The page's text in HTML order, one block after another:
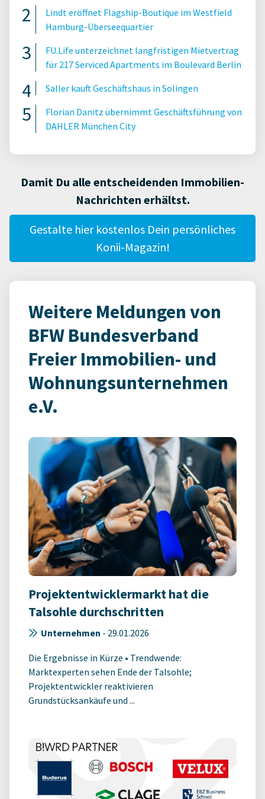
Lindt eröffnet Flagship-Boutique im Westfield
Hamburg-Überseequartier
FU.Life unterzeichnet langfristigen Mietvertrag
für 217 Serviced Apartments im Boulevard Berlin
Saller kauft Geschäftshaus in Solingen
Florian Danitz übernimmt Geschäftsführung von
DAHLER München City
Damit Du alle entscheidenden Immobilien-
Nachrichten erhältst.
Gestalte hier kostenlos Dein persönliches
Konii-Magazin!
Weitere Meldungen von
BFW Bundesverband
Freier Immobilien- und
Wohnungsunternehmen
e.V.
Projektentwicklermarkt hat die
Talsohle durchschritten
Unternehmen - 29.01.2026
Die Ergebnisse in Kürze • Trendwende:
Marktexperten sehen Ende der Talsohle;
Projektentwickler reaktivieren
Grundstücksankäufe und ...